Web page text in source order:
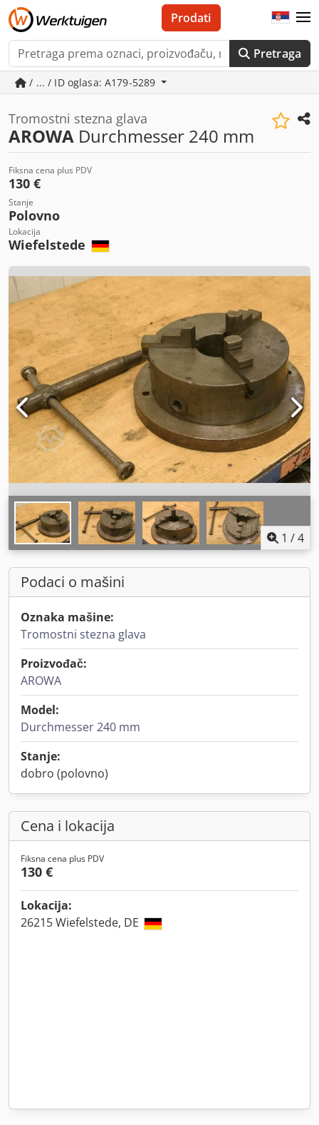
Pretraga
Prodati
/ ... / ID oglasa: A179-5289
Tromostni stezna glava
AROWA Durchmesser 240 mm
Fiksna cena plus PDV
130 €
Stanje
Polovno
Lokacija
Wiefelstede
1 /4
Podaci o mašini
Oznaka mašine:
Tromostni stezna glava
Proizvođač:
AROWA
Model:
Durchmesser 240 mm
Stanje:
dobro (polovno)
Cena i lokacija
Fiksna cena plus PDV
130 €
Lokacija:
26215 Wiefelstede, DE